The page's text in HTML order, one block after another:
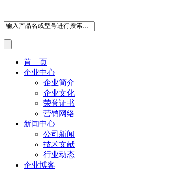
首 页
企业中心
企业简介
企业文化
荣誉证书
营销网络
新闻中心
公司新闻
技术文献
行业动态
企业博客